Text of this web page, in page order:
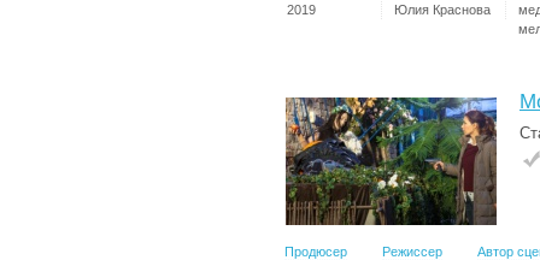
2019
Юлия Краснова
Продюсер Режиссер Автор